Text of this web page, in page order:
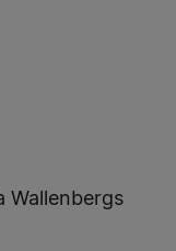
Wallenbergs